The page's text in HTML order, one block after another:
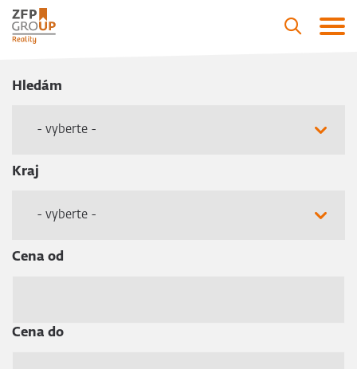
Hledám
- vyberte -
Kraj
- vyberte -
Cena od
Cena do